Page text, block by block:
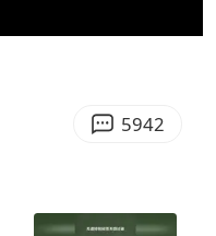
5942